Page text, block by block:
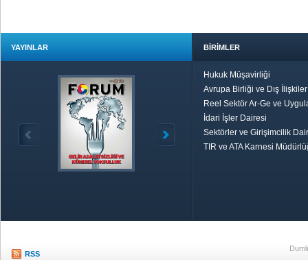
YAYINLAR BİRİMLER
Hukuk Müşavirliği
Avrupa Birliği ve Dış
Reel Sektör Ar-Ge ve
İdari İşler Dairesi
Sektörler ve Girişimcilik
TIR ve ATA Karnesi
RSS